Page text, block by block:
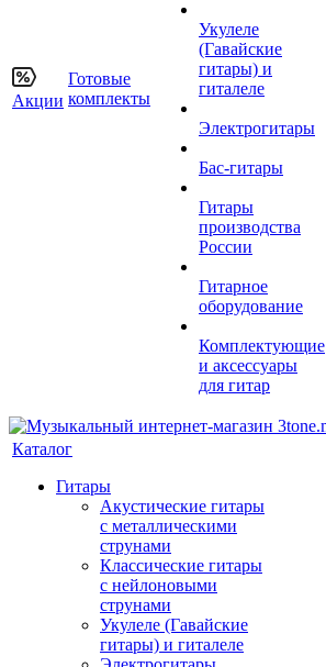
Акции
Готовые
комплекты
Укулеле
(Гавайские
гитары) и
гиталеле
Электрогитары
Бас-гитары
Гитары
производства
России
Гитарное
оборудование
Комплектующие
и аксессуары
для гитар
Каталог
Гитары
Акустические гитары
с металлическими
струнами
Классические гитары
с нейлоновыми
струнами
Укулеле (Гавайские
гитары) и гиталеле